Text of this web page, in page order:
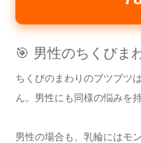
🎯 男性のちくびま
ちくびのまわりのブツブツ
ん。男性にも同様の悩みを
男性の場合も、乳輪にはモ